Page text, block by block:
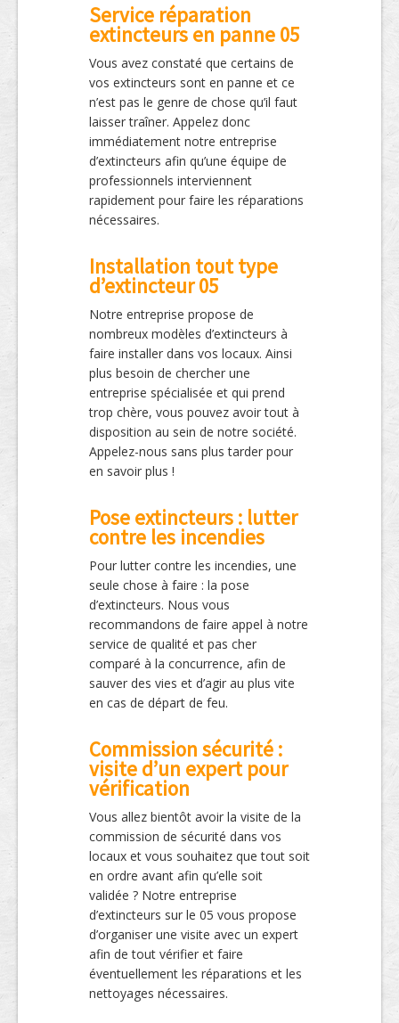
Service réparation
extincteurs en panne 05
Vous avez constaté que certains de
vos extincteurs sont en panne et ce
n’est pas le genre de chose qu’il faut
laisser traîner. Appelez donc
immédiatement notre entreprise
d’extincteurs afin qu’une équipe de
professionnels interviennent
rapidement pour faire les réparations
nécessaires.
Installation tout type
d’extincteur 05
Notre entreprise propose de
nombreux modèles d’extincteurs à
faire installer dans vos locaux. Ainsi
plus besoin de chercher une
entreprise spécialisée et qui prend
trop chère, vous pouvez avoir tout à
disposition au sein de notre société.
Appelez-nous sans plus tarder pour
en savoir plus !
Pose extincteurs : lutter
contre les incendies
Pour lutter contre les incendies, une
seule chose à faire : la pose
d’extincteurs. Nous vous
recommandons de faire appel à notre
service de qualité et pas cher
comparé à la concurrence, afin de
sauver des vies et d’agir au plus vite
en cas de départ de feu.
Commission sécurité :
visite d’un expert pour
vérification
Vous allez bientôt avoir la visite de la
commission de sécurité dans vos
locaux et vous souhaitez que tout soit
en ordre avant afin qu’elle soit
validée ? Notre entreprise
d’extincteurs sur le 05 vous propose
d’organiser une visite avec un expert
afin de tout vérifier et faire
éventuellement les réparations et les
nettoyages nécessaires.